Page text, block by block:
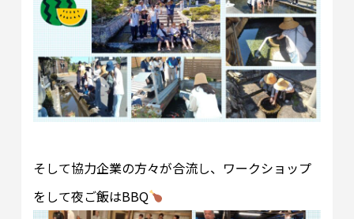
そして協力企業の方々が合流し、ワークショップ
をして夜ご飯はBBQ